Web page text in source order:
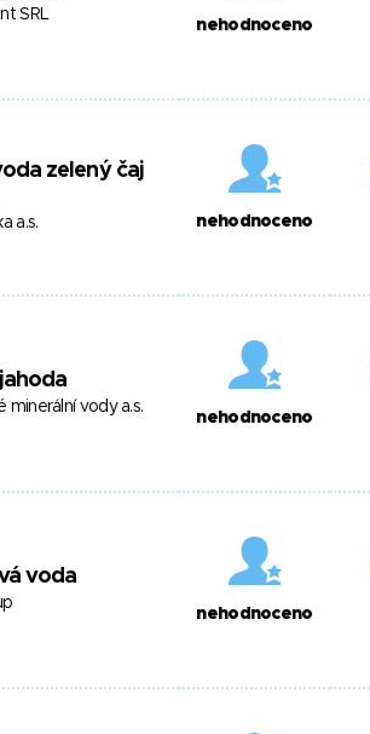
SRL
nehodnoceno
zelený čaj
a.s. nehodnoceno
minerální vody a.s.
nehodnoceno
voda
nehodnoceno